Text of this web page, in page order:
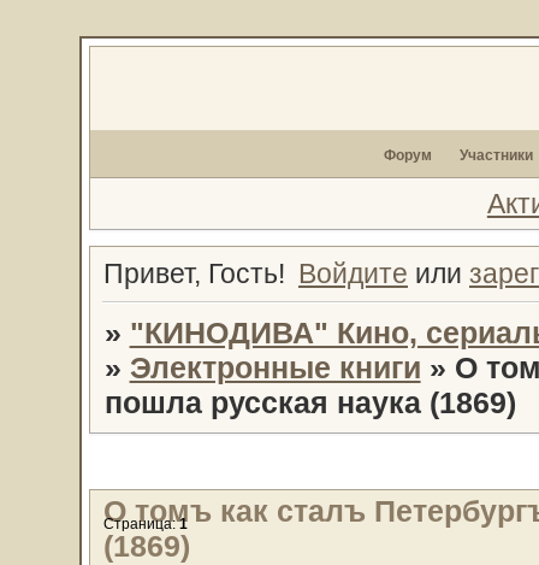
Форум Участники
Привет, Гость! Войдите или
» "КИНОДИВА" Кино,
» Электронные книги » О
пошла русская наука (1869)
О томъ как сталъ
(1869)
Страница:1